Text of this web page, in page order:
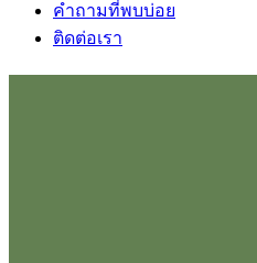
คำถามที่พบบ่อย
ติดต่อเรา